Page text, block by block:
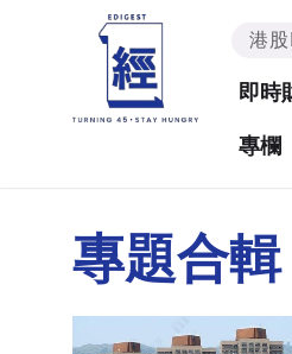
港
即時
專欄
專題合輯